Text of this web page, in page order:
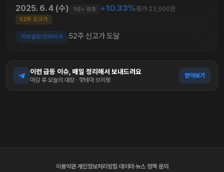
2025. 6. 4 (수) 1년+ 경과 +10.33%종가 23,500원
52주 신고가
리모델링/인테리어 52주 신고가 도달
이런 급등 이슈, 매일 정리해서 보내드려요
마감 후 오늘의 대장 · 핫테마 브리핑
받아보기
이용약관·개인정보처리방침·데이터·뉴스 정책·문의